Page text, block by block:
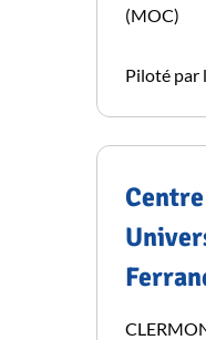
(MOC)
Piloté par